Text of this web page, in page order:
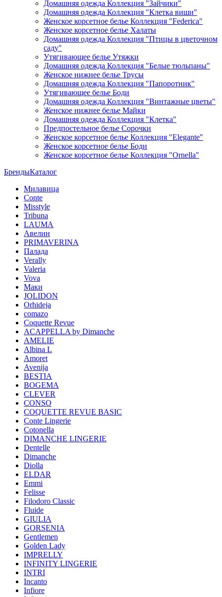
Домашняя одежда Коллекция "Зайчики"
Домашняя одежда Коллекция "Клетка виши"
Женское корсетное белье Коллекция "Federica"
Женское корсетное белье Халаты
Домашняя одежда Коллекция "Птицы в цветочном
саду"
Утягивающее белье Утяжки
Домашняя одежда Коллекция "Белые тюльпаны"
Женское нижнее белье Трусы
Домашняя одежда Коллекция "Папоротник"
Утягивающее белье Боди
Домашняя одежда Коллекция "Винтажные цветы"
Женское нижнее белье Майки
Домашняя одежда Коллекция "Клетка"
Предпостельное белье Сорочки
Женское корсетное белье Коллекция "Elegante"
Женское корсетное белье Боди
Женское корсетное белье Коллекция "Ornella"
БрендыКаталог
Милавица
Conte
Misstyle
Tribuna
LAUMA
Авелин
PRIMAVERINA
Палада
Verally
Valeria
Vova
Маки
JOLIDON
Orhideja
comazo
Coquette Revue
ACAPPELLA by Dimanche
AMELIE
Albina L
Amoret
Avenija
BESTIA
BOGEMA
CLEVER
CONSO
COQUETTE REVUE BASIC
Conte Lingerie
Cotonella
DIMANCHE LINGERIE
Dentelle
Dimanche
Diolla
ELDAR
Emmi
Felisse
Filodoro Classic
Fluide
GIULIA
GORSENIA
Gentlemen
Golden Lady
IMPRELLY
INFINITY LINGERIE
INTRI
Incanto
Infiore